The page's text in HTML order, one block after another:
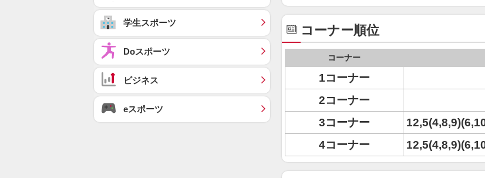
コーナー順位
コーナー
1コーナー
2コーナー
3コーナー
4コーナー
学生スポーツ
Doスポーツ
ビジネス
eスポーツ